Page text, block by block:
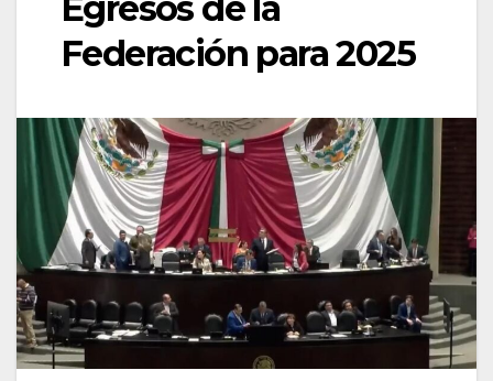
Egresos de la
Federación para 2025